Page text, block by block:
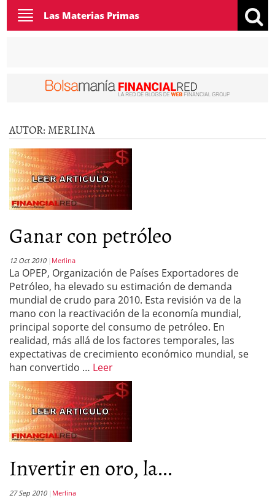
Toggle
navigation
Las Materias Primas
AUTOR: MERLINA
Ganar con petróleo
12 Oct 2010 Merlina
La OPEP, Organización de Países Exportadores de
Petróleo, ha elevado su estimación de demanda
mundial de crudo para 2010. Esta revisión va de la
mano con la reactivación de la economía mundial,
principal soporte del consumo de petróleo. En
realidad, más allá de los factores temporales, las
expectativas de crecimiento económico mundial, se
han convertido … Leer
Invertir en oro, la...
27 Sep 2010 Merlina